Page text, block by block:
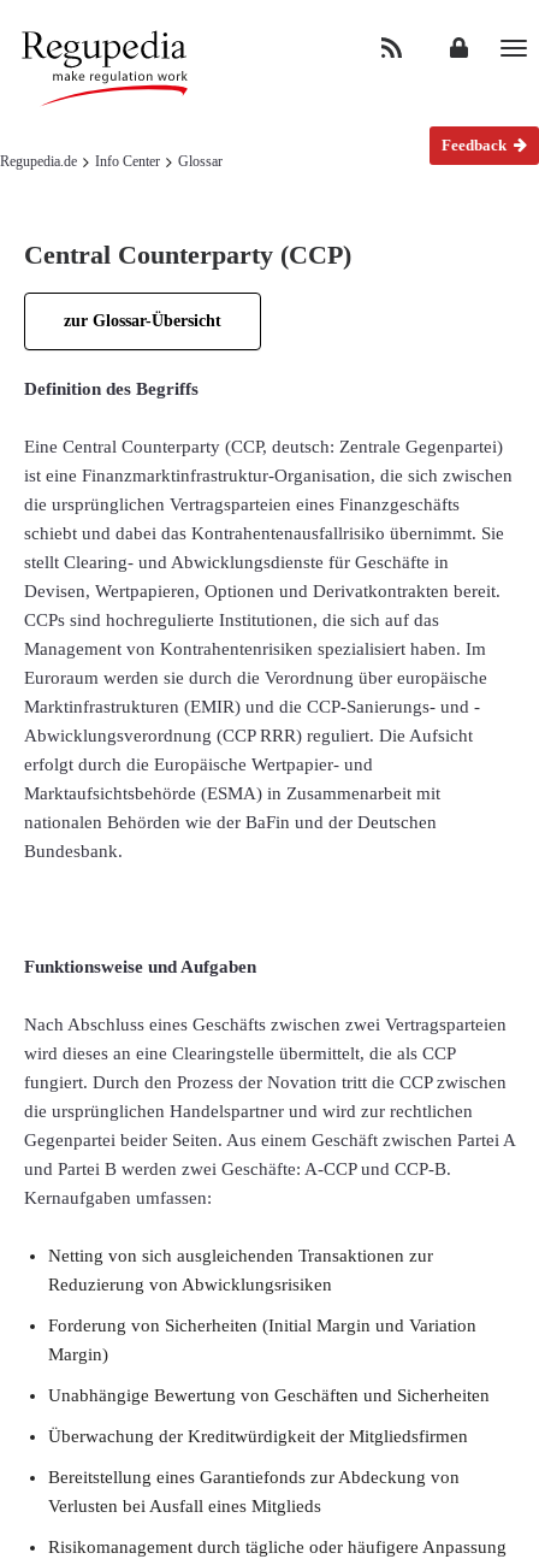
Regupedia.de Info Center Glossar
Feedback
Central Counterparty (CCP)
zur Glossar-Übersicht
Definition des Begriffs
Eine Central Counterparty (CCP, deutsch: Zentrale Gegenpartei)
ist eine Finanzmarktinfrastruktur-Organisation, die sich zwischen
die ursprünglichen Vertragsparteien eines Finanzgeschäfts
schiebt und dabei das Kontrahentenausfallrisiko übernimmt. Sie
stellt Clearing- und Abwicklungsdienste für Geschäfte in
Devisen, Wertpapieren, Optionen und Derivatkontrakten bereit.
CCPs sind hochregulierte Institutionen, die sich auf das
Management von Kontrahentenrisiken spezialisiert haben. Im
Euroraum werden sie durch die Verordnung über europäische
Marktinfrastrukturen (EMIR) und die CCP-Sanierungs- und -
Abwicklungsverordnung (CCP RRR) reguliert. Die Aufsicht
erfolgt durch die Europäische Wertpapier- und
Marktaufsichtsbehörde (ESMA) in Zusammenarbeit mit
nationalen Behörden wie der BaFin und der Deutschen
Bundesbank.
Funktionsweise und Aufgaben
Nach Abschluss eines Geschäfts zwischen zwei Vertragsparteien
wird dieses an eine Clearingstelle übermittelt, die als CCP
fungiert. Durch den Prozess der Novation tritt die CCP zwischen
die ursprünglichen Handelspartner und wird zur rechtlichen
Gegenpartei beider Seiten. Aus einem Geschäft zwischen Partei A
und Partei B werden zwei Geschäfte: A-CCP und CCP‑B.
Kernaufgaben umfassen:
Netting von sich ausgleichenden Transaktionen zur
Reduzierung von Abwicklungsrisiken
Forderung von Sicherheiten (Initial Margin und Variation
Margin)
Unabhängige Bewertung von Geschäften und Sicherheiten
Überwachung der Kreditwürdigkeit der Mitgliedsfirmen
Bereitstellung eines Garantiefonds zur Abdeckung von
Verlusten bei Ausfall eines Mitglieds
Risikomanagement durch tägliche oder häufigere Anpassung